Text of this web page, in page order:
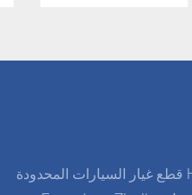
تشجيانغ Hongliang قطع غيار السيارات المحدودة